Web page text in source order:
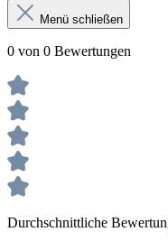
Menü schließen
0 von 0 Bewertungen
Durchschnittliche